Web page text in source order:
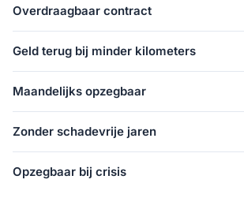
Overdraagbaar contract
Geld terug bij minder kilometers
Maandelijks opzegbaar
Zonder schadevrije jaren
Opzegbaar bij crisis